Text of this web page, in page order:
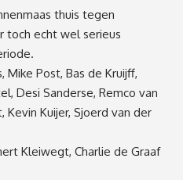
thuis tegen
toch echt wel serieus
Mike Post, Bas de Kruijff,
Desi Sanderse, Remco van
Kevin Kuijer, Sjoerd van der
Kleiwegt, Charlie de Graaf